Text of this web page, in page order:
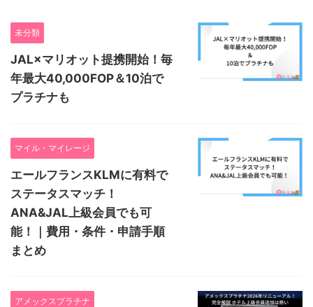
未分類
JAL×マリオット提携開始！毎
年最大40,000FOP＆10泊で
プラチナも
マイル・マイレージ
エールフランスKLMに有料で
ステータスマッチ！
ANA&JAL上級会員でも可
能！｜費用・条件・申請手順
まとめ
アメックスプラチナ